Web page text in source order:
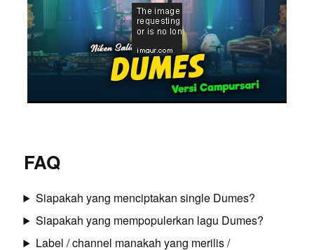
FAQ
Siapakah yang menciptakan single Dumes?
Siapakah yang mempopulerkan lagu Dumes?
Label / channel manakah yang merilis /